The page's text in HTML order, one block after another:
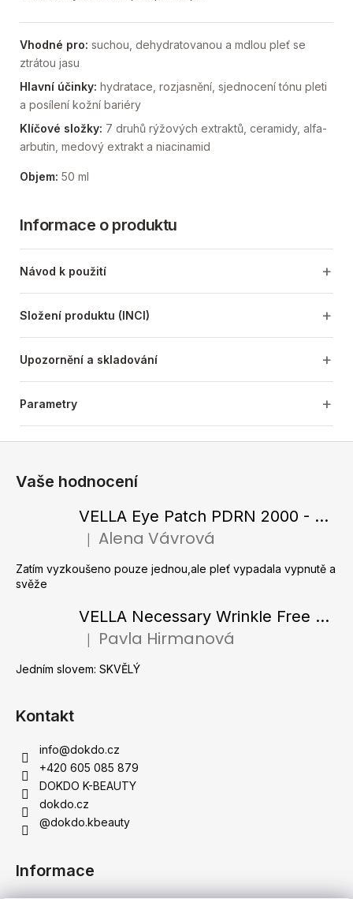
Vhodné pro: suchou, dehydratovanou a mdlou pleť se
ztrátou jasu
Hlavní účinky: hydratace, rozjasnění, sjednocení tónu pleti
a posílení kožní bariéry
Klíčové složky: 7 druhů rýžových extraktů, ceramidy, alfa-
arbutin, medový extrakt a niacinamid
Objem: 50 ml
Informace o produktu
Návod k použití
Složení produktu (INCI)
Upozornění a skladování
Parametry
Vaše hodnocení
VELLA Eye Patch PDRN 2000 - Tající hydrogelové náplasti pod oči s PDRN 72 g / 60 ks
Hodnocení produktu je 5 z 5 hvězdiček.
Alena Vávrová
Zatím vyzkoušeno pouze jednou,ale pleť vypadala vypnutě a
svěže
VELLA Necessary Wrinkle Free Ampoule - Protivrásková ampule s kolagenovými vlákny a zlatým práškem 50 ml
Hodnocení produktu je 5 z 5 hvězdiček.
Pavla Hirmanová
Jedním slovem: SKVĚLÝ
Kontakt
info@dokdo.cz
+420 605 085 879
DOKDO K-BEAUTY
dokdo.cz
@dokdo.kbeauty
Informace